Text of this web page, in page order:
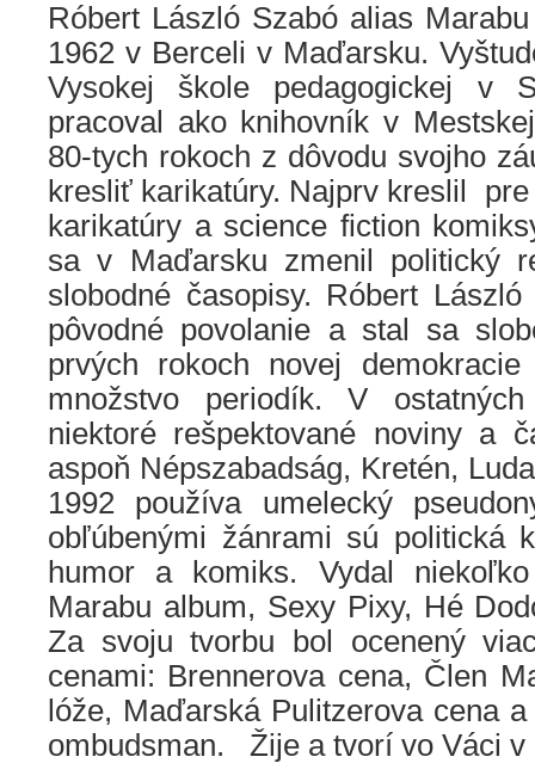
Róbert László Szabó alias
1962 v Berceli v Maďarsku.
Vysokej škole pedagogickej v
pracoval ako knihovník v
80-tych rokoch z dôvodu svojho
kresliť karikatúry. Najprv kreslil
karikatúry a science fiction
sa v Maďarsku zmenil politický
slobodné časopisy. Róbert
pôvodné povolanie a stal sa
prvých rokoch novej
množstvo periodík. V
niektoré rešpektované noviny a
aspoň Népszabadság, Kretén,
1992 používa umelecký
obľúbenými žánrami sú politická
humor a komiks. Vydal
Marabu album, Sexy Pixy, Hé
Za svoju tvorbu bol ocenený
cenami: Brennerova cena, Člen
lóže, Maďarská Pulitzerova cena
ombudsman. Žije a tvorí vo Váci v